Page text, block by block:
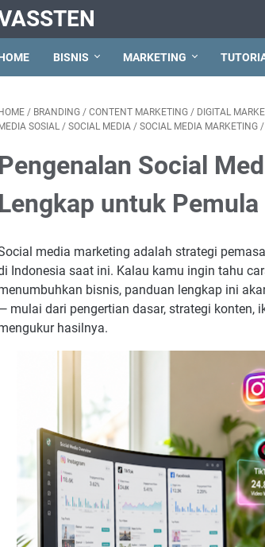
BISNIS MARKETING
HOME / BRANDING / CONTENT MARKETING / DIGITAL
MEDIA SOSIAL / SOCIAL MEDIA / SOCIAL MEDIA MARKETING /
Pengenalan Social
Lengkap untuk
media marketing adalah strategi
Indonesia saat ini. Kalau kamu ingin tahu
bisnis, panduan lengkap ini
mulai dari pengertian dasar, strategi konten,
hasilnya.